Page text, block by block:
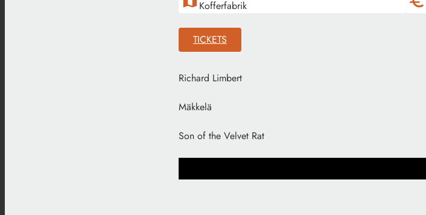
Kofferfabrik
TICKETS
Richard Limbert
Mäkkelä
Son of the Velvet Rat